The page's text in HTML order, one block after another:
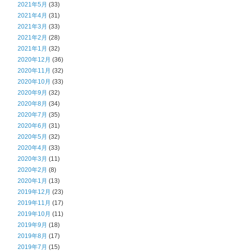
2021年5月 (33)
2021年4月 (31)
2021年3月 (33)
2021年2月 (28)
2021年1月 (32)
2020年12月 (36)
2020年11月 (32)
2020年10月 (33)
2020年9月 (32)
2020年8月 (34)
2020年7月 (35)
2020年6月 (31)
2020年5月 (32)
2020年4月 (33)
2020年3月 (11)
2020年2月 (8)
2020年1月 (13)
2019年12月 (23)
2019年11月 (17)
2019年10月 (11)
2019年9月 (18)
2019年8月 (17)
2019年7月 (15)